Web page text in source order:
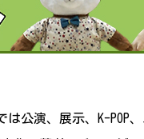
は公演、展示、K-